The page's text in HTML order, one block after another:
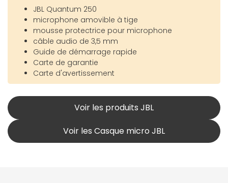
JBL Quantum 250
microphone amovible à tige
mousse protectrice pour microphone
câble audio de 3,5 mm
Guide de démarrage rapide
Carte de garantie
Carte d'avertissement
Voir les produits JBL
Voir les Casque micro JBL